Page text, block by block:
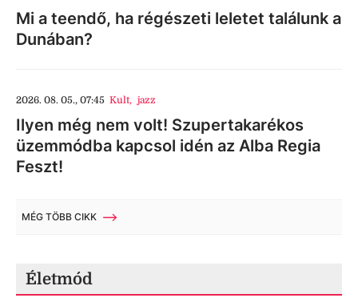
Mi a teendő, ha régészeti leletet találunk a
Dunában?
2026. 08. 05., 07:45 Kult, jazz
Ilyen még nem volt! Szupertakarékos
üzemmódba kapcsol idén az Alba Regia
Feszt!
MÉG TÖBB CIKK
Életmód